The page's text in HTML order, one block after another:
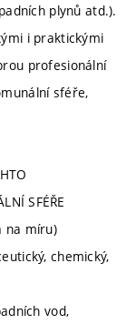
plynů atd.).
i praktickými
profesionální
sféře,
SFÉŘE
na míru)
chemický,
vod,